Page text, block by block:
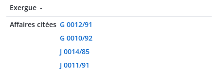
Exergue -
Affaires citées G 0012/91
G 0010/92
J 0014/85
J 0011/91